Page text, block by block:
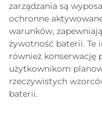
zarządzania są
ochronne
warunków,
żywotność baterii. Te
również konserwację
użytkownikom
rzeczywistych
baterii.